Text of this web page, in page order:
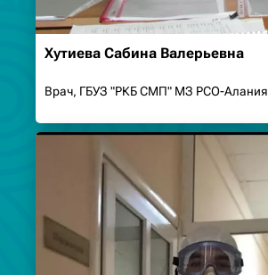
Хутиева Сабина Валерьевна
Врач, ГБУЗ "РКБ СМП" МЗ РСО-Алания